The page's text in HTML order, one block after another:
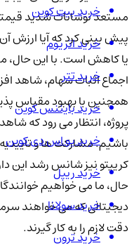
مستعد نوسانات شدید
پیش بینی کرد که آیا ارزش
یا کاهش است. با این حال، ما
اجماع اثبات سهام، شاهد
همچنین با بهبود مقیاس
پروژه، انتظار می رود که
باشیم. مشارکت ها و
کریپتو نیز شانس رشد این
حال، ما می خواهیم
دیجیتالی که می خواهند
دقت لازم را به کار گیرند.
خرید بیت کوین
خرید اتریوم
خرید تتر
خرید بایننس کوین
خرید یو اس دی کوین
خرید ریپل
خرید سولانا
خرید ترون